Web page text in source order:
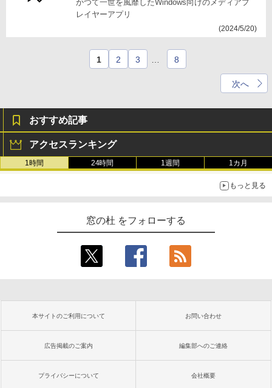
かつて一世を風靡したWindows向けのメディアプ
レイヤーアプリ
(2024/5/20)
1 2 3 8
次へ
おすすめ記事
アクセスランキング
1時間 24時間 1週間 1カ月
もっと見る
窓の杜 をフォローする
本サイトのご利用について お問い合わせ
広告掲載のご案内 編集部へのご連絡
プライバシーについて 会社概要